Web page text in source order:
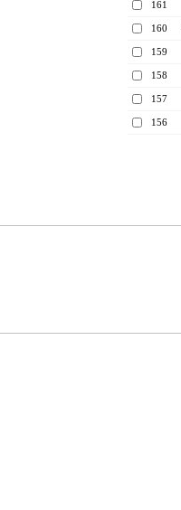
161
160
159
158
157
156